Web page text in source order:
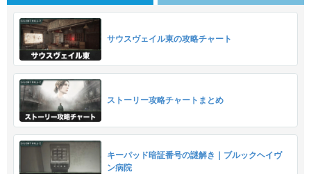
サウスヴェイル東の攻略チャート
ストーリー攻略チャートまとめ
キーパッド暗証番号の謎解き｜ブルックヘイヴ
ン病院